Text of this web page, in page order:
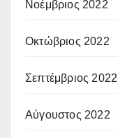
Νοέμβριος 2022
Οκτώβριος 2022
Σεπτέμβριος 2022
Αύγουστος 2022